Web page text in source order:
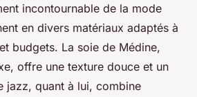
incontournable de la mode
en divers matériaux adaptés à
budgets. La soie de Médine,
offre une texture douce et un
jazz, quant à lui, combine